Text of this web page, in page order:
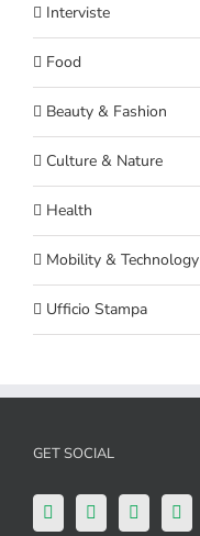
Interviste
Food
Beauty & Fashion
Culture & Nature
Health
Mobility & Technology
Ufficio Stampa
GET SOCIAL